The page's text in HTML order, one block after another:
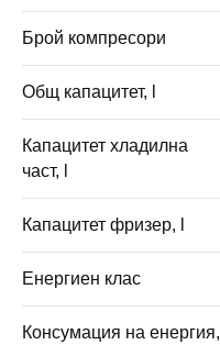
Брой компресори
Общ капацитет, l
Капацитет хладилна
част, l
Капацитет фризер, l
Енергиен клас
Консумация на енергия,